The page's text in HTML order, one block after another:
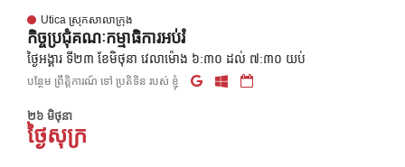
Utica ស្រុកសាលាក្រុង
កិច្ចប្រជុំគណៈកម្មាធិការអប់រំ
ថ្ងៃអង្គារ ទី២៣ ខែមិថុនា វេលាម៉ោង ៦:៣០ ដល់ ៧:៣០ យប់
បន្ថែម ព្រឹត្តិការណ៍ ទៅ ប្រតិទិន របស់ ខ្ញុំ
២៦ មិថុនា
ថ្ងៃសុក្រ